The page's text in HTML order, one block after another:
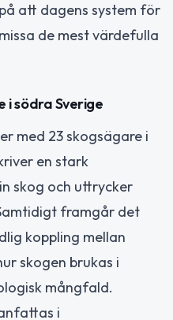
att dagens system för
de mest värdefulla
i södra Sverige
med 23 skogsägare i
en stark
skog och uttrycker
framgår det
koppling mellan
skogen brukas i
mångfald.
i